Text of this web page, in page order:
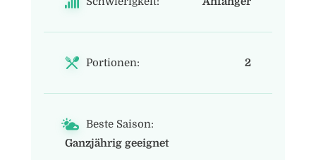
Portionen: 2
Beste Saison:
Ganzjährig geeignet